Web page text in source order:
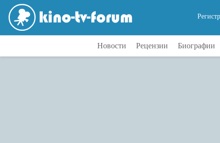
Новости Рецензии Биографии